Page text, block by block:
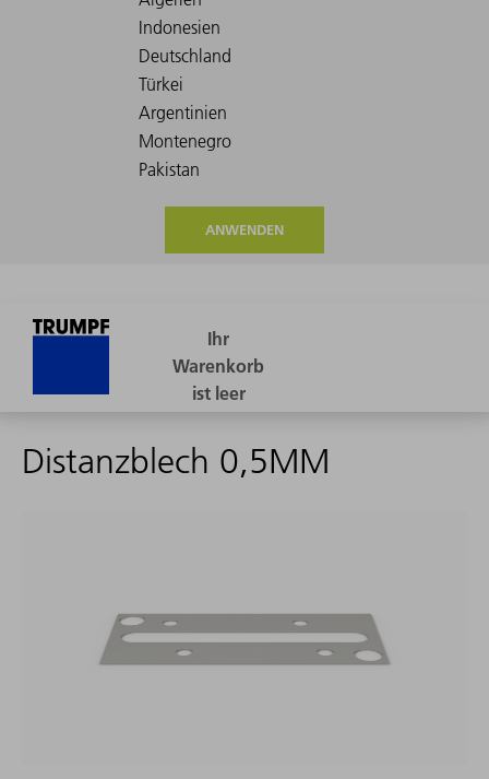
ANWENDEN
Distanzblech 0,5MM